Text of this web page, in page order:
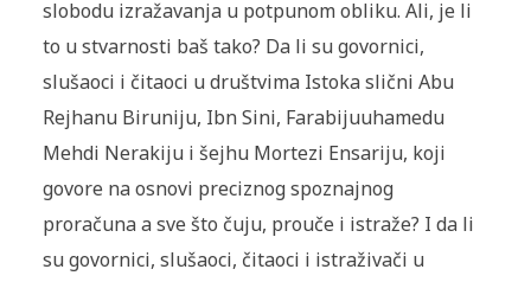
slobodu izražavanja u potpunom obliku. Ali, je li
to u stvarnosti baš tako? Da li su govornici,
slušaoci i čitaoci u društvima Istoka slični Abu
Rejhanu Biruniju, Ibn Sini, Farabijuuhamedu
Mehdi Nerakiju i šejhu Mortezi Ensariju, koji
govore na osnovi preciznog spoznajnog
proračuna a sve što čuju, prouče i istraže? I da li
su govornici, slušaoci, čitaoci i istraživači u